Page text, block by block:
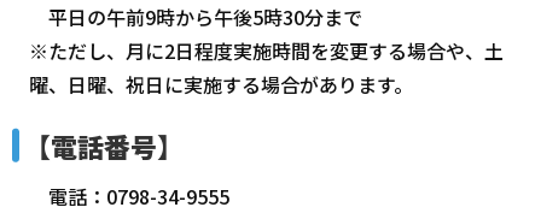
平日の午前9時から午後5時30分まで
※ただし、月に2日程度実施時間を変更する場合や、土
曜、日曜、祝日に実施する場合があります。
【電話番号】
電話：0798-34-9555